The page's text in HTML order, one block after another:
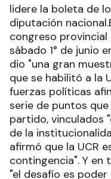
lidere la boleta de
diputación
congreso
sábado 1° de junio
dio "una gran
que se habilitó a la
fuerzas políticas
serie de puntos
partido, vinculados
de la
afirmó que la UCR
contingencia". Y en
"el desafío es